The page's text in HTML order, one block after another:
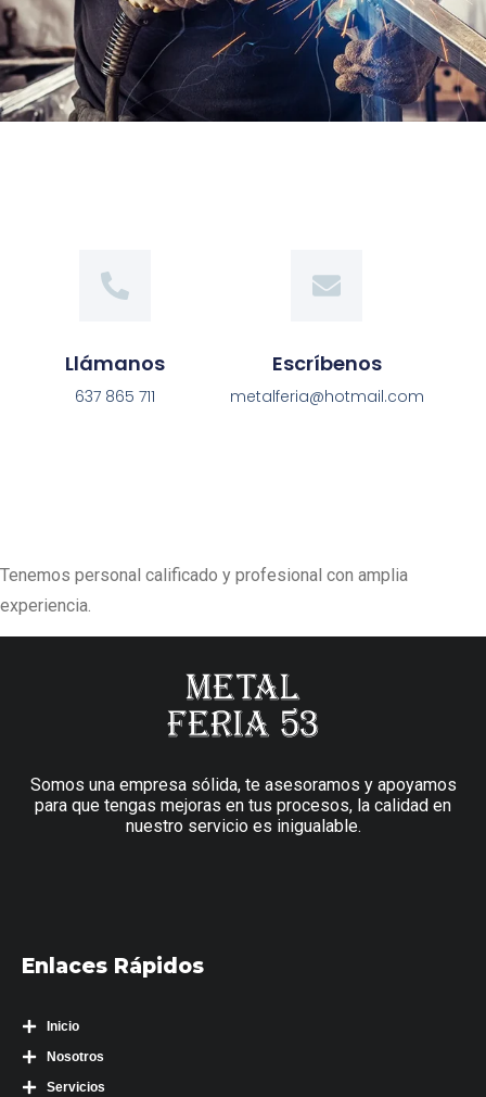
Llámanos
637 865 711
Escríbenos
metalferia@hotmail.com
Tenemos personal calificado y profesional con amplia
experiencia.
Somos una empresa sólida, te asesoramos y apoyamos
para que tengas mejoras en tus procesos, la calidad en
nuestro servicio es inigualable.
Enlaces Rápidos
Inicio
Nosotros
Servicios